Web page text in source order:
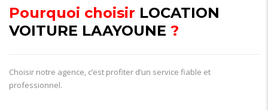
Pourquoi choisir LOCATION
VOITURE LAAYOUNE ?
Choisir notre agence, c’est profiter d’un service fiable et
professionnel.